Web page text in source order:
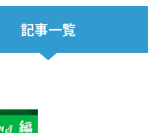
記事一覧